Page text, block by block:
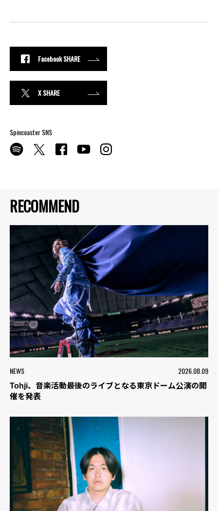
RECOMMEND
NEWS 2026.08.09
Tohji、音楽活動最後のライブとなる東京ドーム公演の開
催を発表
Facebook SHARE
X SHARE
Spincoaster SNS